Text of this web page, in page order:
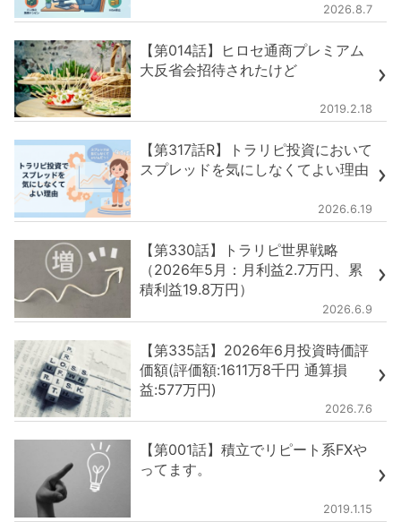
2026.8.7
【第014話】ヒロセ通商プレミアム
大反省会招待されたけど
2019.2.18
【第317話R】トラリピ投資において
スプレッドを気にしなくてよい理由
2026.6.19
【第330話】トラリピ世界戦略
（2026年5月：月利益2.7万円、累
積利益19.8万円）
2026.6.9
【第335話】2026年6月投資時価評
価額(評価額:1611万8千円 通算損
益:577万円)
2026.7.6
【第001話】積立でリピート系FXや
ってます。
2019.1.15